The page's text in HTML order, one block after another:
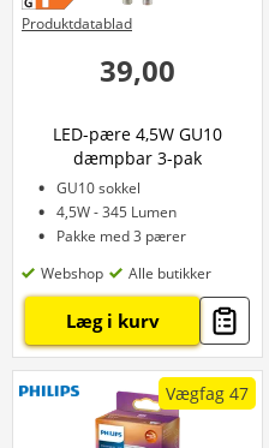
39,00
LED-pære 4,5W GU10
dæmpbar 3-pak
GU10 sokkel
4,5W - 345 Lumen
Pakke med 3 pærer
Produktdatablad
Webshop Alle butikker
Læg i kurv
Vægfag 47